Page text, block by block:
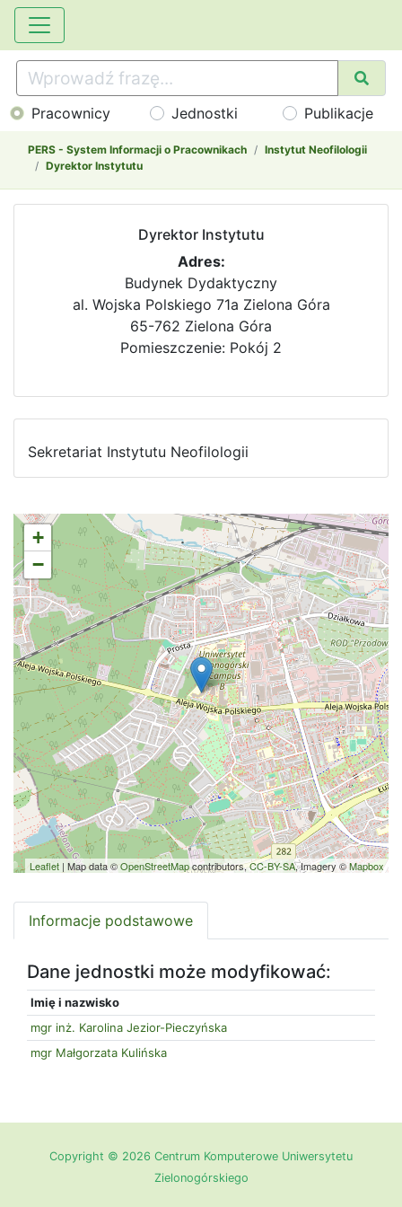
Pracownicy Jednostki Publikacje
PERS - System Informacji o Pracownikach
Instytut Neofilologii
Dyrektor Instytutu
Dyrektor Instytutu
Adres:
Budynek Dydaktyczny
al. Wojska Polskiego 71a Zielona Góra
65-762 Zielona Góra
Pomieszczenie: Pokój 2
Sekretariat Instytutu Neofilologii
+
−
Leaflet | Map data ©OpenStreetMapcontributors,CC-BY-SA, Imagery ©Mapbox
Informacje podstawowe
Dane jednostki może modyfikować:
Imię i nazwisko
mgr inż. Karolina Jezior-Pieczyńska
mgr Małgorzata Kulińska
Copyright © 2026 Centrum Komputerowe Uniwersytetu
Zielonogórskiego